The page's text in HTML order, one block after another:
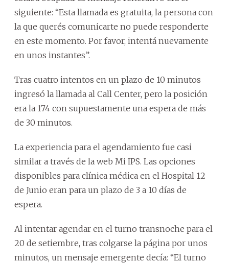
siguiente: “Esta llamada es gratuita, la persona con
la que querés comunicarte no puede responderte
en este momento. Por favor, intentá nuevamente
en unos instantes”.
Tras cuatro intentos en un plazo de 10 minutos
ingresó la llamada al Call Center, pero la posición
era la 174 con supuestamente una espera de más
de 30 minutos.
La experiencia para el agendamiento fue casi
similar a través de la web Mi IPS. Las opciones
disponibles para clínica médica en el Hospital 12
de Junio eran para un plazo de 3 a 10 días de
espera.
Al intentar agendar en el turno transnoche para el
20 de setiembre, tras colgarse la página por unos
minutos, un mensaje emergente decía: “El turno